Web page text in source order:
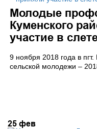
Молодые
Куменского
участие в
9 ноября 2018 года в
сельской молодежи –
25 фев